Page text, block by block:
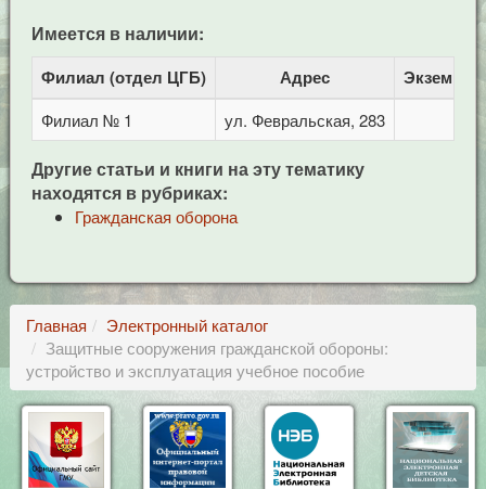
Имеется в наличии:
Филиал (отдел ЦГБ) Адрес
Филиал № 1 ул. Февральская, 283
Другие статьи и книги на эту тематику
находятся в рубриках:
Гражданская оборона
Главная
Электронный каталог
Защитные сооружения гражданской обороны:
устройство и эксплуатация учебное пособие